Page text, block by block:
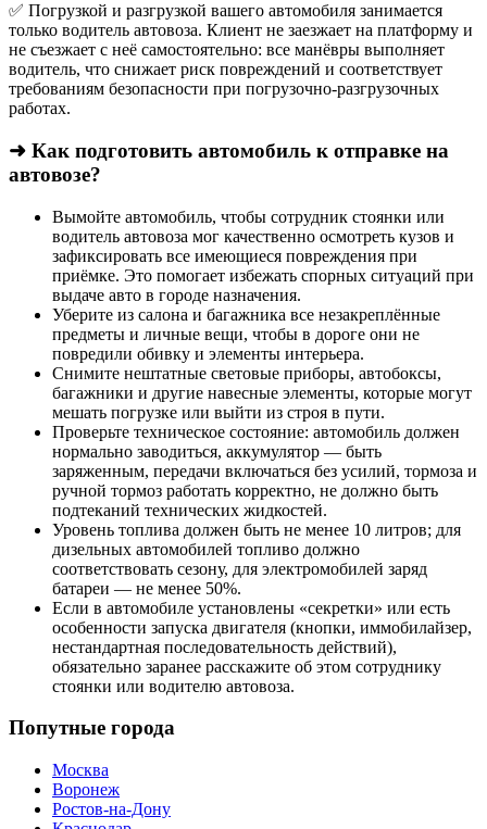
✅ Погрузкой и разгрузкой вашего автомобиля занимается
только водитель автовоза. Клиент не заезжает на платформу и
не съезжает с неё самостоятельно: все манёвры выполняет
водитель, что снижает риск повреждений и соответствует
требованиям безопасности при погрузочно-разгрузочных
работах.
➜ Как подготовить автомобиль к отправке на
автовозе?
Вымойте автомобиль, чтобы сотрудник стоянки или
водитель автовоза мог качественно осмотреть кузов и
зафиксировать все имеющиеся повреждения при
приёмке. Это помогает избежать спорных ситуаций при
выдаче авто в городе назначения.
Уберите из салона и багажника все незакреплённые
предметы и личные вещи, чтобы в дороге они не
повредили обивку и элементы интерьера.
Снимите нештатные световые приборы, автобоксы,
багажники и другие навесные элементы, которые могут
мешать погрузке или выйти из строя в пути.
Проверьте техническое состояние: автомобиль должен
нормально заводиться, аккумулятор — быть
заряженным, передачи включаться без усилий, тормоза и
ручной тормоз работать корректно, не должно быть
подтеканий технических жидкостей.
Уровень топлива должен быть не менее 10 литров; для
дизельных автомобилей топливо должно
соответствовать сезону, для электромобилей заряд
батареи — не менее 50%.
Если в автомобиле установлены «секретки» или есть
особенности запуска двигателя (кнопки, иммобилайзер,
нестандартная последовательность действий),
обязательно заранее расскажите об этом сотруднику
стоянки или водителю автовоза.
Попутные города
Москва
Воронеж
Ростов-на-Дону